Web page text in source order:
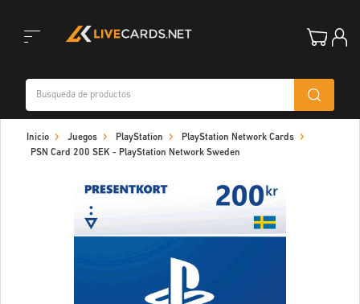
navigation
Inicio Juegos PlayStation
PlayStation Network Cards
PSN Card 200 SEK - PlayStation Network Sweden